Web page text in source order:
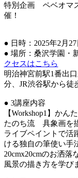
特別企画 ペベオマ
催！
● 日時：2025年2月
● 場所：桑沢学園
クセスはこちら
明治神宮前駅1番出
分、JR渋谷駅から徒
● 3講座内容
【Workshop1】か
たのち流 具象画を
ライブペイントで活
ける独自の筆使い手
20cmx20cmのお洒
風景の描き方を学び